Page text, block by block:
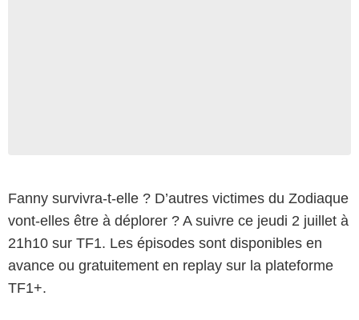
Fanny survivra-t-elle ? D’autres victimes du Zodiaque
vont-elles être à déplorer ? A suivre ce jeudi 2 juillet à
21h10 sur TF1. Les épisodes sont disponibles en
avance ou gratuitement en replay sur la plateforme
TF1+.